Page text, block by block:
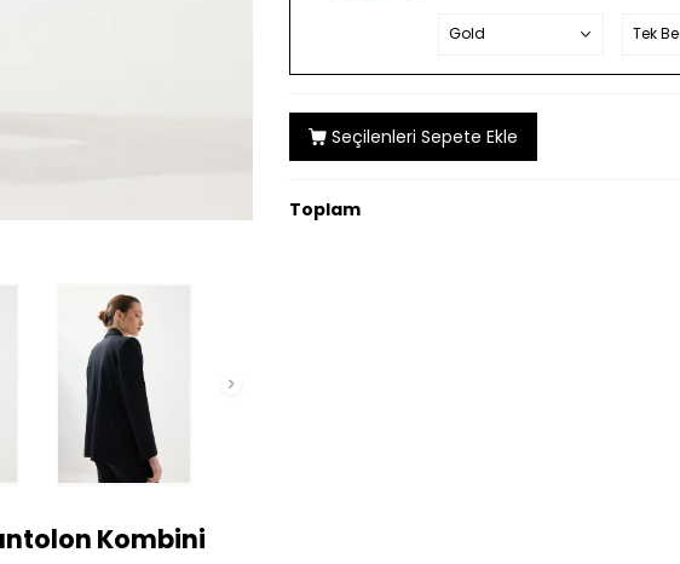
Kombini
Seçilenleri Sepete Ekle
Toplam